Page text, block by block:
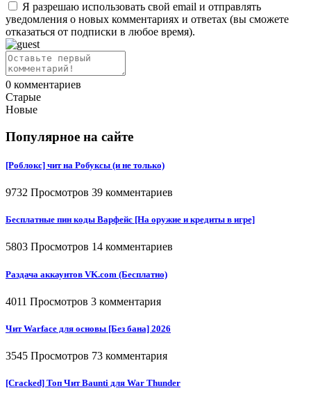
Я разрешаю использовать свой email и отправлять
уведомления о новых комментариях и ответах (вы cможете
отказаться от подписки в любое время).
0 комментариев
Старые
Новые
Популярное на сайте
[Роблокс] чит на Робуксы (и не только)
9732 Просмотров 39 комментариев
Бесплатные пин коды Варфейс [На оружие и кредиты в игре]
5803 Просмотров 14 комментариев
Раздача аккаунтов VK.com (Бесплатно)
4011 Просмотров 3 комментария
Чит Warface для основы [Без бана] 2026
3545 Просмотров 73 комментария
[Cracked] Топ Чит Baunti для War Thunder